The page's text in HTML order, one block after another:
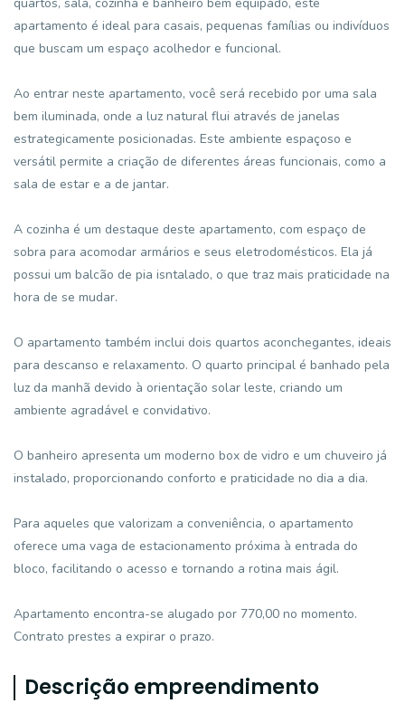
apartamento é ideal para casais, pequenas famílias ou indivíduos
que buscam um espaço acolhedor e funcional.
Ao entrar neste apartamento, você será recebido por uma sala
bem iluminada, onde a luz natural flui através de janelas
estrategicamente posicionadas. Este ambiente espaçoso e
versátil permite a criação de diferentes áreas funcionais, como a
sala de estar e a de jantar.
A cozinha é um destaque deste apartamento, com espaço de
sobra para acomodar armários e seus eletrodomésticos. Ela já
possui um balcão de pia isntalado, o que traz mais praticidade na
hora de se mudar.
O apartamento também inclui dois quartos aconchegantes, ideais
para descanso e relaxamento. O quarto principal é banhado pela
luz da manhã devido à orientação solar leste, criando um
ambiente agradável e convidativo.
O banheiro apresenta um moderno box de vidro e um chuveiro já
instalado, proporcionando conforto e praticidade no dia a dia.
Para aqueles que valorizam a conveniência, o apartamento
oferece uma vaga de estacionamento próxima à entrada do
bloco, facilitando o acesso e tornando a rotina mais ágil.
Apartamento encontra-se alugado por 770,00 no momento.
Contrato prestes a expirar o prazo.
Descrição empreendimento